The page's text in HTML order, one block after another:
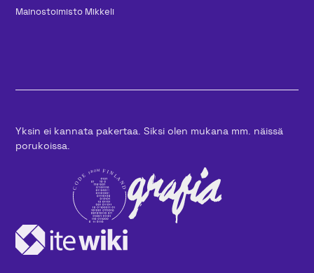
Mainos­toimisto Mikkeli
Yksin ei kannata pakertaa. Siksi olen mukana mm. näissä
porukoissa.